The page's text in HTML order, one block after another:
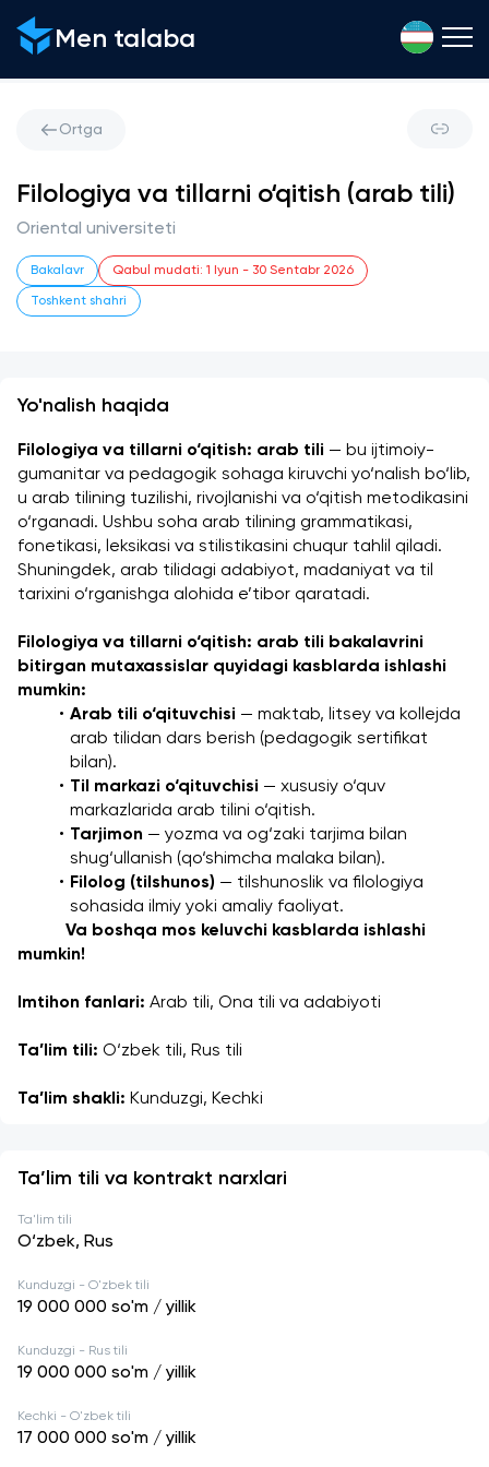
Men talaba
Ortga
Filologiya va tillarni o‘qitish (arab tili)
Oriental universiteti
Bakalavr Qabul mudati: 1 Iyun - 30 Sentabr 2026
Toshkent shahri
Yo'nalish haqida
Filologiya va tillarni o‘qitish: arab tili — bu ijtimoiy-
gumanitar va pedagogik sohaga kiruvchi yo‘nalish bo‘lib,
u arab tilining tuzilishi, rivojlanishi va o‘qitish metodikasini
o‘rganadi. Ushbu soha arab tilining grammatikasi,
fonetikasi, leksikasi va stilistikasini chuqur tahlil qiladi.
Shuningdek, arab tilidagi adabiyot, madaniyat va til
tarixini o‘rganishga alohida e’tibor qaratadi.
Filologiya va tillarni o‘qitish: arab tili bakalavrini
bitirgan mutaxassislar quyidagi kasblarda ishlashi
mumkin:
Arab tili o‘qituvchisi — maktab, litsey va kollejda
arab tilidan dars berish (pedagogik sertifikat
bilan).
Til markazi o‘qituvchisi — xususiy o‘quv
markazlarida arab tilini o‘qitish.
Tarjimon — yozma va og‘zaki tarjima bilan
shug‘ullanish (qo‘shimcha malaka bilan).
Filolog (tilshunos) — tilshunoslik va filologiya
sohasida ilmiy yoki amaliy faoliyat.
mumkin!
Imtihon fanlari: Arab tili, Ona tili va adabiyoti
Ta’lim tili: O‘zbek tili, Rus tili
Ta’lim shakli: Kunduzgi, Kechki
Ta’lim tili va kontrakt narxlari
Ta'lim tili
O‘zbek, Rus
Kunduzgi - O'zbek tili
19 000 000 so'm / yillik
Kunduzgi - Rus tili
19 000 000 so'm / yillik
Kechki - O'zbek tili
17 000 000 so'm / yillik